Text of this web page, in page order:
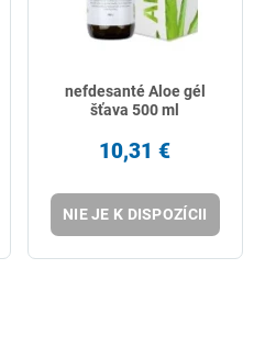
nefdesanté Aloe gél
šťava 500 ml
10,31 €
NIE JE K DISPOZÍCII